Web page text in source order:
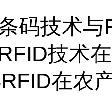
码技术与
技术
RFID在农